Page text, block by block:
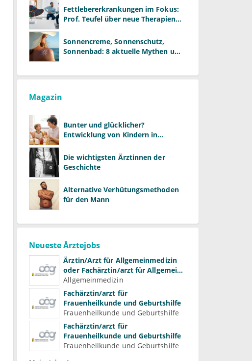
Fettlebererkrankungen im Fokus:
Prof. Teufel über neue Therapien
Sonnencreme, Sonnenschutz,
Sonnenbad: 8 aktuelle Mythen und
Magazin
Bunter und glücklicher?
Entwicklung von Kindern in
Die wichtigsten Ärztinnen der
Geschichte
Alternative Verhütungsmethoden
für den Mann
Neueste Ärztejobs
Ärztin/Arzt für Allgemeinmedizin
oder Fachärztin/arzt für Allgemein-
und Familienmedizin für
Psychiatrie und
Psychotherapeutische Medizin
Allgemeinmedizin
Fachärztin/arzt für
Frauenheilkunde und Geburtshilfe
Frauenheilkunde und Geburtshilfe
Fachärztin/arzt für
Frauenheilkunde und Geburtshilfe
Frauenheilkunde und Geburtshilfe